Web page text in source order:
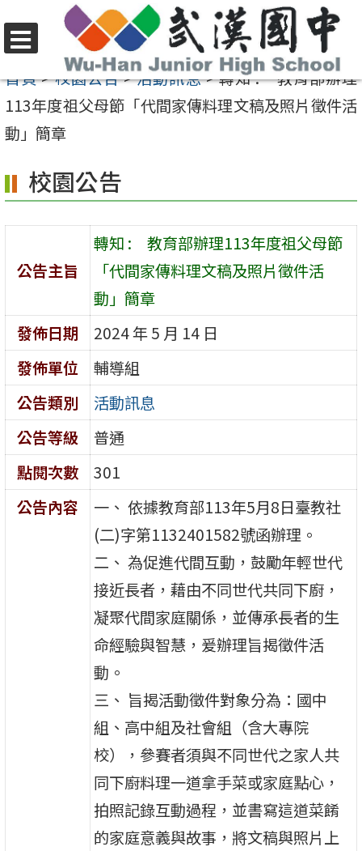
至
要
內
區
選
單
首頁>校園公告>活動訊息>轉知 : 教育部辦理
113年度祖父母節「代間家傳料理文稿及照片徵件活
動」簡章
校園公告
公告主旨
轉知 : 教育部辦理113年度祖父母節
「代間家傳料理文稿及照片徵件活
動」簡章
發佈日期
2024 年 5 月 14 日
發佈單位
輔導組
公告類別
活動訊息
公告等級
普通
點閱次數
301
公告內容
一、 依據教育部113年5月8日臺教社
(二)字第1132401582號函辦理。
二、 為促進代間互動，鼓勵年輕世代
接近長者，藉由不同世代共同下廚，
凝聚代間家庭關係，並傳承長者的生
命經驗與智慧，爰辦理旨揭徵件活
動。
三、 旨揭活動徵件對象分為：國中
組、高中組及社會組（含大專院
校），參賽者須與不同世代之家人共
同下廚料理一道拿手菜或家庭點心，
拍照記錄互動過程，並書寫這道菜餚
的家庭意義與故事，將文稿與照片上